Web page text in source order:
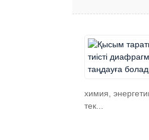
химия,
тек...